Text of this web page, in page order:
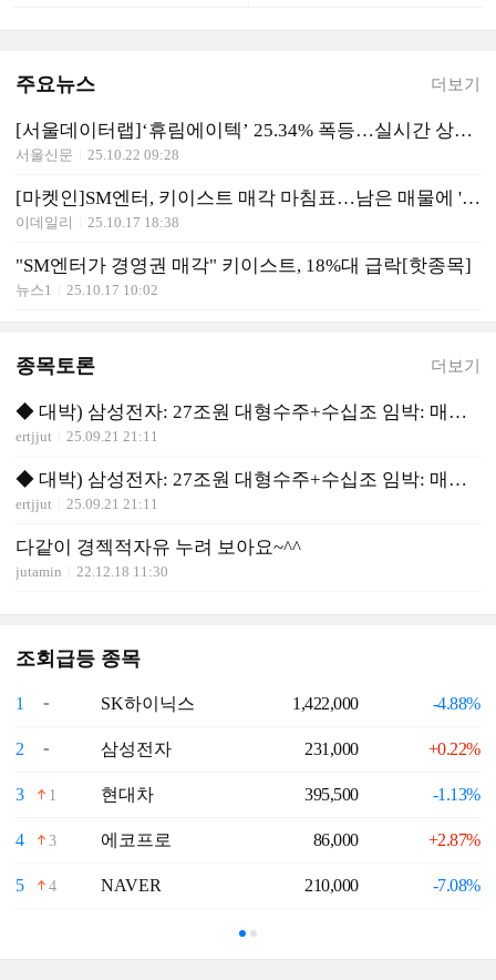
주요뉴스 더보기
[서울데이터랩]‘휴림에이텍’ 25.34% 폭등…실시간 상승률 1위
서울신문 25.10.22 09:28
[마켓인]SM엔터, 키이스트 매각 마침표…남은 매물에 '시선집중'
이데일리 25.10.17 18:38
"SM엔터가 경영권 매각" 키이스트, 18%대 급락[핫종목]
뉴스1 25.10.17 10:02
종목토론 더보기
◆ 대박) 삼성전자: 27조원 대형수주+수십조 임박: 매수 유리
ertjjut 25.09.21 21:11
◆ 대박) 삼성전자: 27조원 대형수주+수십조 임박: 매수 유리
ertjjut 25.09.21 21:11
다같이 경젝적자유 누려 보아요~^^
jutamin 22.12.18 11:30
조회급등 종목
1 SK하이닉스 1,422,000 -4.88%
2 삼성전자 231,000 +0.22%
3 1 현대차 395,500 -1.13%
4 3 에코프로 86,000 +2.87%
5 4 NAVER 210,000 -7.08%